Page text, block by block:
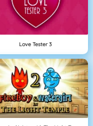
Love Tester 3